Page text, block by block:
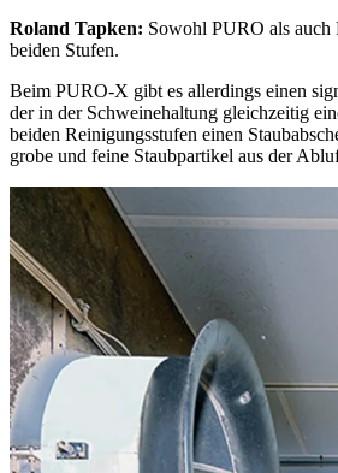
Roland Tapken: Sowohl PURO als
beiden Stufen.
Beim PURO-X gibt es allerdings einen
der in der Schweinehaltung gleichzeitig
beiden Reinigungsstufen einen
grobe und feine Staubpartikel aus der